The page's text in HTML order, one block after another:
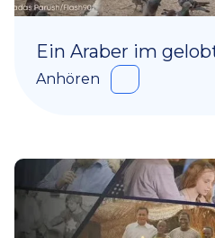
Ein Araber im
Anhören